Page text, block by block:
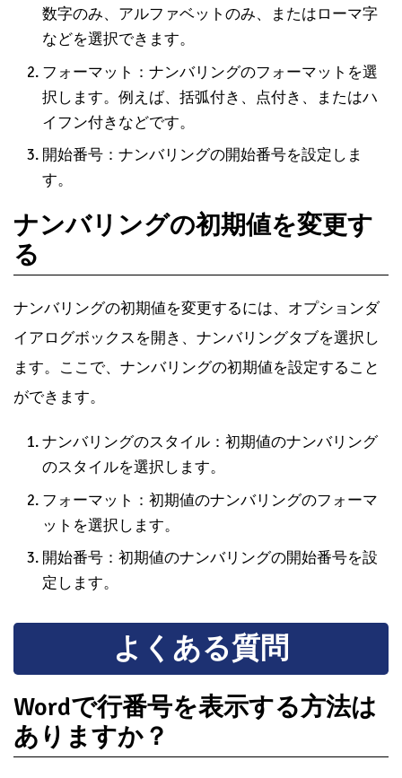
スタイル: ナンバリングのスタイルを選択します。
数字のみ、アルファベットのみ、またはローマ字
などを選択できます。
フォーマット：ナンバリングのフォーマットを選
択します。例えば、括弧付き、点付き、またはハ
イフン付きなどです。
開始番号：ナンバリングの開始番号を設定しま
ナンバリングの初期値を変更す
る
ナンバリングの初期値を変更するには、オプションダ
イアログボックスを開き、ナンバリングタブを選択し
ます。ここで、ナンバリングの初期値を設定すること
ナンバリングのスタイル：初期値のナンバリング
のスタイルを選択します。
フォーマット：初期値のナンバリングのフォーマ
ットを選択します。
開始番号：初期値のナンバリングの開始番号を設
よくある質問
Wordで行番号を表示する方法は
ありますか？